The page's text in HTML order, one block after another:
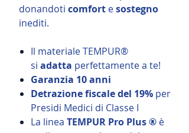
donandoti comfort esostegno
inediti.
Il materiale TEMPUR®
si adatta perfettamente a te!
Garanzia 10 anni
Detrazione fiscale del 19% per
Presidi Medici di Classe I
La linea TEMPUR Pro Plus ® è